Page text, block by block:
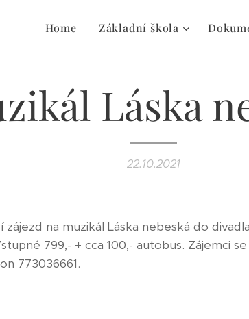
Home Základní škola
Láska
22.10.2021
zájezd na muzikál Láska nebeská do
799,- + cca 100,- autobus. Zájemci
773036661.